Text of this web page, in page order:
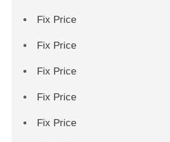
Fix Price
Fix Price
Fix Price
Fix Price
Fix Price